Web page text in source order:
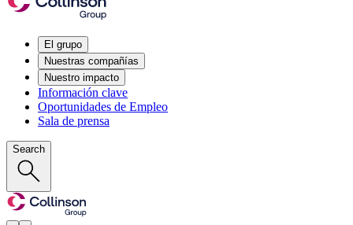
El grupo
Nuestras compañías
Nuestro impacto
Información clave
Oportunidades de Empleo
Sala de prensa
Search